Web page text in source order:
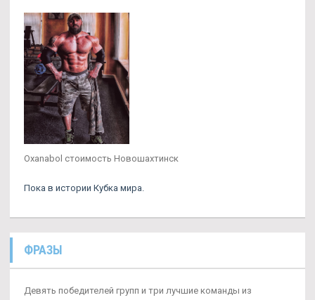
Oxanabol стоимость Новошахтинск
Пока в истории Кубка мира.
ФРАЗЫ
Девять победителей групп и три лучшие команды из